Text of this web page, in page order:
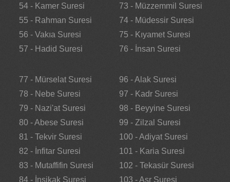
54 - Kamer Suresi
55 - Rahman Suresi
56 - Vakıa Suresi
57 - Hadid Suresi
73 - Müzzemmil Suresi
74 - Müdessir Suresi
75 - Kıyamet Suresi
76 - İnsan Suresi
77 - Mürselat Suresi
78 - Nebe Suresi
79 - Nazi'at Suresi
80 - Abese Suresi
81 - Tekvir Suresi
82 - İnfitar Suresi
83 - Mutaffifin Suresi
84 - İnşikak Suresi
96 - Alak Suresi
97 - Kadr Suresi
98 - Beyyine Suresi
99 - Zilzal Suresi
100 - Adiyat Suresi
101 - Karia Suresi
102 - Tekasür Suresi
103 - Asr Suresi